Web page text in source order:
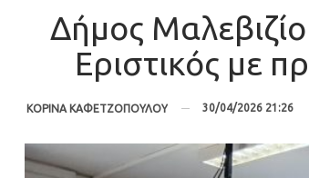
Δήμος
Εριστικός με
ΚΟΡΙΝΑ ΚΑΦΕΤΖΟΠΟΥΛΟΥ 30/04/2026 21:26